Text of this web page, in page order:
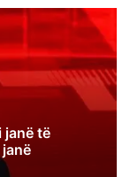
janë të